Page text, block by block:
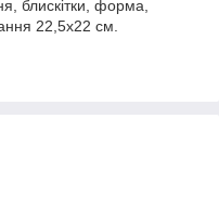
блискітки, форма,
22,5х22 см.